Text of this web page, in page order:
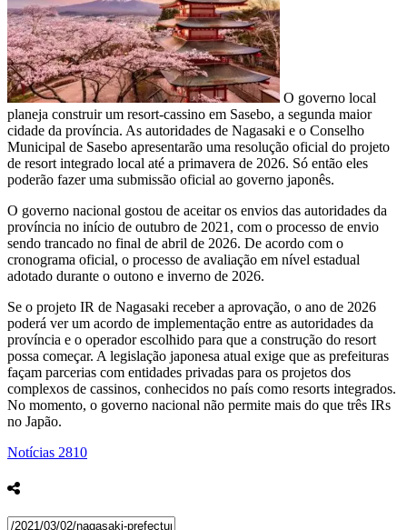
O governo local
planeja construir um resort-cassino em Sasebo, a segunda maior
cidade da província. As autoridades de Nagasaki e o Conselho
Municipal de Sasebo apresentarão uma resolução oficial do projeto
de resort integrado local até a primavera de 2026. Só então eles
poderão fazer uma submissão oficial ao governo japonês.
O governo nacional gostou de aceitar os envios das autoridades da
província no início de outubro de 2021, com o processo de envio
sendo trancado no final de abril de 2026. De acordo com o
cronograma oficial, o processo de avaliação em nível estadual
adotado durante o outono e inverno de 2026.
Se o projeto IR de Nagasaki receber a aprovação, o ano de 2026
poderá ver um acordo de implementação entre as autoridades da
província e o operador escolhido para que a construção do resort
possa começar. A legislação japonesa atual exige que as prefeituras
façam parcerias com entidades privadas para os projetos dos
complexos de cassinos, conhecidos no país como resorts integrados.
No momento, o governo nacional não permite mais do que três IRs
no Japão.
Notícias 2810